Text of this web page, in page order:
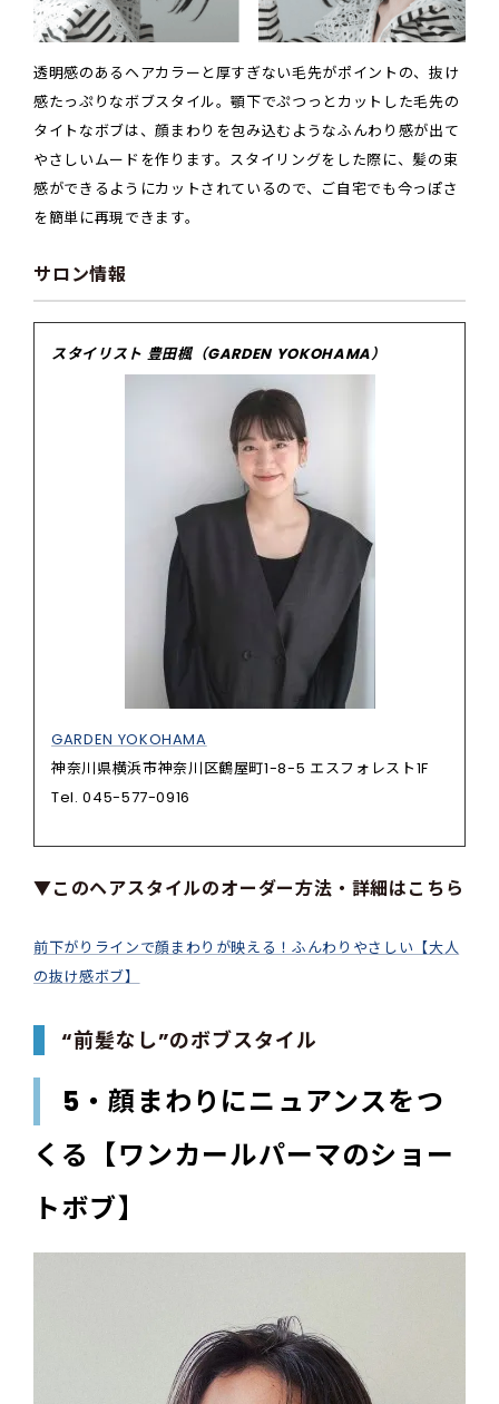
透明感のあるヘアカラーと厚すぎない毛先がポイントの、抜け
感たっぷりなボブスタイル。顎下でぷつっとカットした毛先の
タイトなボブは、顔まわりを包み込むようなふんわり感が出て
やさしいムードを作ります。スタイリングをした際に、髪の束
感ができるようにカットされているので、ご自宅でも今っぽさ
を簡単に再現できます。
サロン情報
スタイリスト 豊田楓（GARDEN YOKOHAMA）
GARDEN YOKOHAMA
神奈川県横浜市神奈川区鶴屋町1-8-5 エスフォレスト1F
Tel. 045-577-0916
▼このヘアスタイルのオーダー方法・詳細はこちら
前下がりラインで顔まわりが映える！ふんわりやさしい【大人
の抜け感ボブ】
“前髪なし”のボブスタイル
5・顔まわりにニュアンスをつ
くる【ワンカールパーマのショー
トボブ】